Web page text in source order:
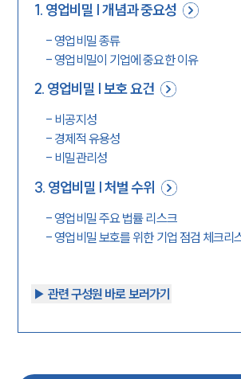
1. 영업비밀 | 개념과 중요성
-영업비밀 종류
-영업비밀이 기업에 중요한 이유
2. 영업비밀 | 보호 요건
- 비공지성
- 경제적 유용성
- 비밀관리성
3. 영업비밀 | 처벌 수위
-영업비밀 주요 법률 리스크
-영업비밀 보호를 위한 기업 점검 체크리
▶︎ 관련 구성원 바로 보러가기